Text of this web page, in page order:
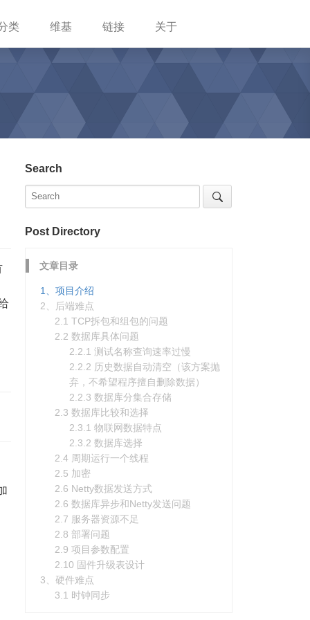
类 维基 链接 关于
Search
Post Directory
文章目录
1、项目介绍
2、后端难点
2.1 TCP拆包和组包的问题
2.2 数据库具体问题
2.2.1 测试名称查询速率过慢
2.2.2 历史数据自动清空（该方案抛
弃，不希望程序擅自删除数据）
2.2.3 数据库分集合存储
2.3 数据库比较和选择
2.3.1 物联网数据特点
2.3.2 数据库选择
2.4 周期运行一个线程
2.5 加密
2.6 Netty数据发送方式
2.6 数据库异步和Netty发送问题
2.7 服务器资源不足
2.8 部署问题
2.9 项目参数配置
2.10 固件升级表设计
3、硬件难点
3.1 时钟同步